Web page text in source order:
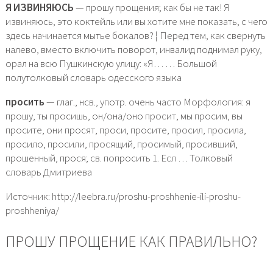
Я ИЗВИНЯЮСЬ— прошу прощения; как бы не так! Я
извиняюсь, это коктейль или вы хотите мне показать, с чего
здесь начинается мытье бокалов? ¦ Перед тем, как свернуть
налево, вместо включить поворот, инвалид поднимал руку,
орал на всю Пушкинскую улицу: «Я… … Большой
полутолковый словарь одесского языка
просить— глаг., нсв., употр. очень часто Морфология: я
прошу, ты просишь, он/она/оно просит, мы просим, вы
просите, они просят, проси, просите, просил, просила,
просило, просили, просящий, просимый, просивший,
прошенный, прося; св. попросить 1. Есл … Толковый
словарь Дмитриева
Источник: http://leebra.ru/proshu-proshhenie-ili-proshu-
proshheniya/
ПРОШУ ПРОЩЕНИЕ КАК ПРАВИЛЬНО?